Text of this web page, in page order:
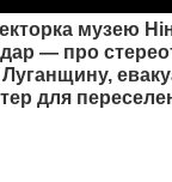
музею
— про
для